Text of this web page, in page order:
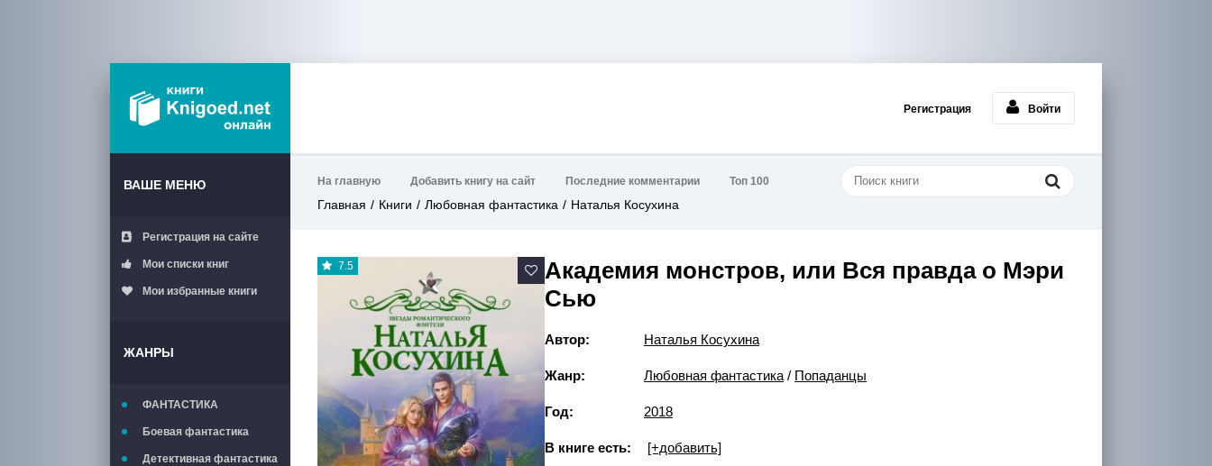
Регистрация Войти
ВАШЕ МЕНЮ
Регистрация на сайте
Мои списки книг
Мои избранные книги
ЖАНРЫ
ФАНТАСТИКА
Боевая фантастика
Детективная фантастика
На главную Добавить книгу на сайт Последние комментарии Топ 100
Главная Книги Любовная фантастика Наталья Косухина
7.5
Академия монстров, или Вся правда о Мэри
Сью
Автор: Наталья Косухина
Жанр: Любовная фантастика / Попаданцы
Год: 2018
В книге есть: [+добавить]